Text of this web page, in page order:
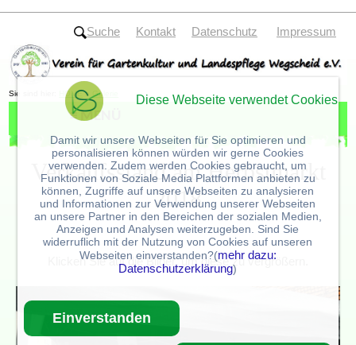
Sie sind hier: HOME» Galerie
Verkaufsstand am Herbstmarkt
2018
Klicken Sie auf die Bilder, um diese zu vergrößern.
Suche Kontakt Datenschutz Impressum
Diese Webseite verwendet Cookies
Damit wir unsere Webseiten für Sie optimieren und
personalisieren können würden wir gerne Cookies
verwenden. Zudem werden Cookies gebraucht, um
Funktionen von Soziale Media Plattformen anbieten zu
können, Zugriffe auf unsere Webseiten zu analysieren
und Informationen zur Verwendung unserer Webseiten
an unsere Partner in den Bereichen der sozialen Medien,
Anzeigen und Analysen weiterzugeben. Sind Sie
widerruflich mit der Nutzung von Cookies auf unseren
Webseiten einverstanden?(mehr dazu:
Datenschutzerklärung)
Einverstanden